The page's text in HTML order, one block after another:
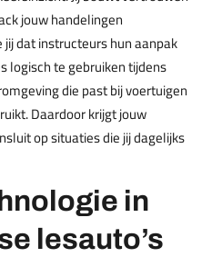
jouw handelingen
dat instructeurs hun aanpak
logisch te gebruiken tijdens
die past bij voertuigen
Daardoor krijgt jouw
op situaties die jij dagelijks
in
lesauto’s